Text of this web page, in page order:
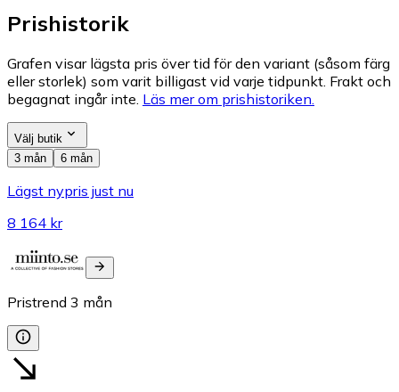
Prishistorik
Grafen visar lägsta pris över tid för den variant (såsom färg
eller storlek) som varit billigast vid varje tidpunkt. Frakt och
begagnat ingår inte. Läs mer om prishistoriken.
Välj butik
3 mån
6 mån
Lägst nypris just nu
8 164 kr
Pristrend 3 mån